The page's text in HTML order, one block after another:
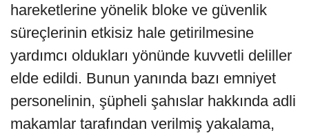
hareketlerine yönelik bloke ve güvenlik
süreçlerinin etkisiz hale getirilmesine
yardımcı oldukları yönünde kuvvetli deliller
elde edildi. Bunun yanında bazı emniyet
personelinin, şüpheli şahıslar hakkında adli
makamlar tarafından verilmiş yakalama,